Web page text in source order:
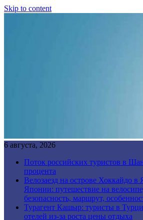
Skip to content
6 августа, 2026
Поток российских туристов в
процента
Велозаезд на острове Хоккайдо в
Японии: путешествие на
безопасность, маршрут,
Турагент Кашыр: туристы в
отелей из-за роста цены отдыха